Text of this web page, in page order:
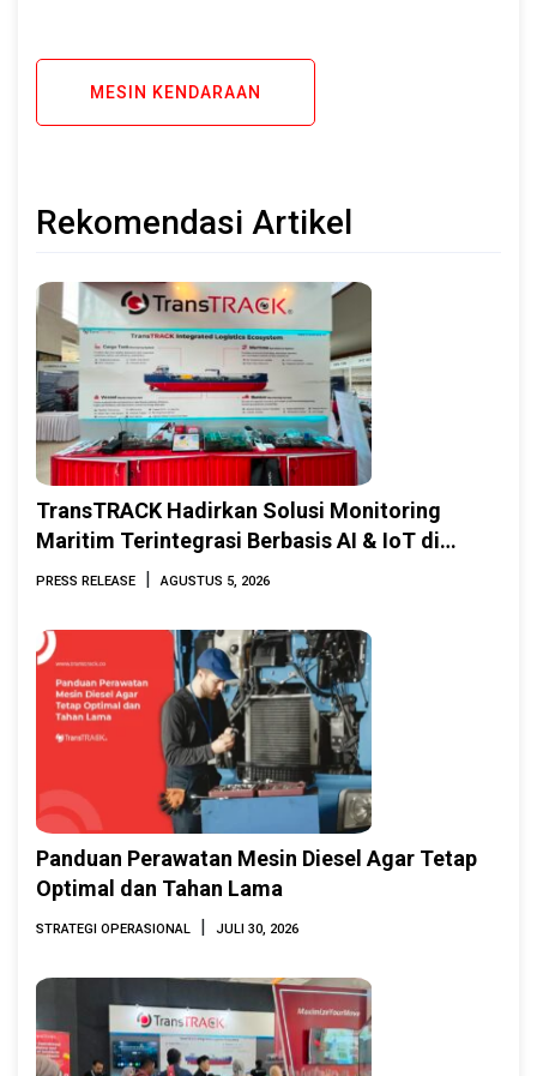
MESIN KENDARAAN
Rekomendasi Artikel
TransTRACK Hadirkan Solusi Monitoring
Maritim Terintegrasi Berbasis AI & IoT di
Indonesia Marine & Offshore Expo (IMOX)
PRESS RELEASE | AGUSTUS 5, 2026
Panduan Perawatan Mesin Diesel Agar Tetap
Optimal dan Tahan Lama
STRATEGI OPERASIONAL | JULI 30, 2026